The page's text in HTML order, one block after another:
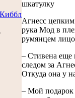
шкатулку
Агнесс
рука Мод в
румянцем
– Стивена еще
следом за
Откуда она у
– Мой подарок